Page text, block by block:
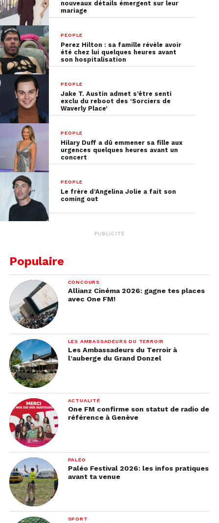
nouveaux détails émergent sur leur
mariage
PEOPLE
Perez Hilton : sa famille révèle avoir
été chez lui quelques heures avant
son hospitalisation
PEOPLE
Jake T. Austin admet s’être senti
exclu du reboot des ‘Sorciers de
Waverly Place’
PEOPLE
Hilary Duff a dû emmener sa fille aux
urgences quelques heures avant un
concert
PEOPLE
Le frère d’Angelina Jolie a fait son
coming out
PUBLICITÉ
Populaire
CONCOURS
Allianz Cinéma 2026: gagne tes places
avec One FM!
LES AMBASSADEURS DU TERROIR
Les Ambassadeurs du Terroir à
l’auberge du Grand Donzel
ACTUALITÉ
One FM confirme son statut de radio de
référence à Genève
PALÉO
Paléo Festival 2026: les infos pratiques
avant ta venue
SPORT